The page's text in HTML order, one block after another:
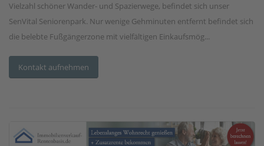
Vielzahl schöner Wander- und Spazierwege, befindet sich unser
SenVital Seniorenpark. Nur wenige Gehminuten entfernt befindet sich
die belebte Fußgängerzone mit vielfältigen Einkaufsmög...
Kontakt aufnehmen